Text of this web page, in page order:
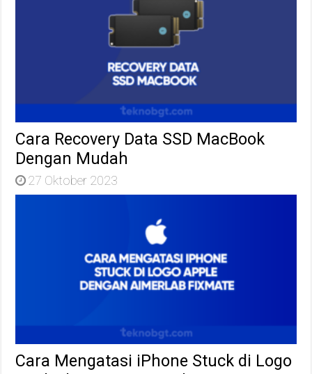
Cara Recovery Data SSD MacBook
Dengan Mudah
27 Oktober 2023
Cara Mengatasi iPhone Stuck di Logo